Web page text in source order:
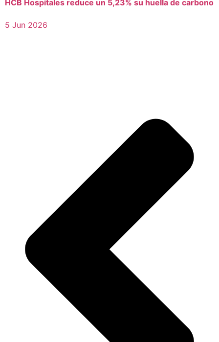
HCB Hospitales reduce un 5,23% su huella de carbono
5 Jun 2026